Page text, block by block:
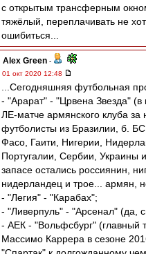
с открытым трансферным
тяжёлый, переплачивать не
ошибиться...
Alex Green -
01 окт 2020 12:48
...Сегодняшняя футбольная
- "Арарат" - "Црвена Звезда"
ЛЕ-матче армянского клуба за
футболисты из Бразилии, б.
Фасо, Гаити, Нигерии,
Португалии, Сербии, Украины
запасе остались россиянин,
нидерландец и трое... армян,
- "Легия" - "Карабах";
- "Ливерпуль" - "Арсенал" (да,
- АЕК - "Вольфсбург" (главный
Массимо Каррера в сезоне